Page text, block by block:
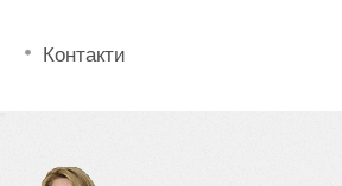
Контакти